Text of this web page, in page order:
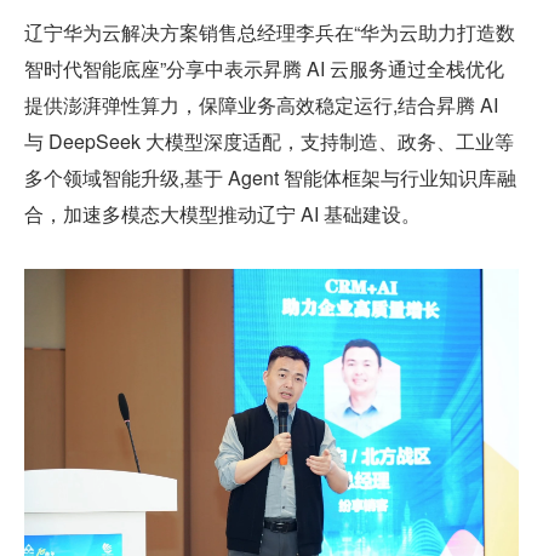
辽宁华为云解决方案销售总经理李兵在“华为云助力打造数
智时代智能底座”分享中表示昇腾 AI 云服务通过全栈优化
提供澎湃弹性算力，保障业务高效稳定运行,结合昇腾 AI
与 DeepSeek 大模型深度适配，支持制造、政务、工业等
多个领域智能升级,基于 Agent 智能体框架与行业知识库融
合，加速多模态大模型推动辽宁 AI 基础建设。